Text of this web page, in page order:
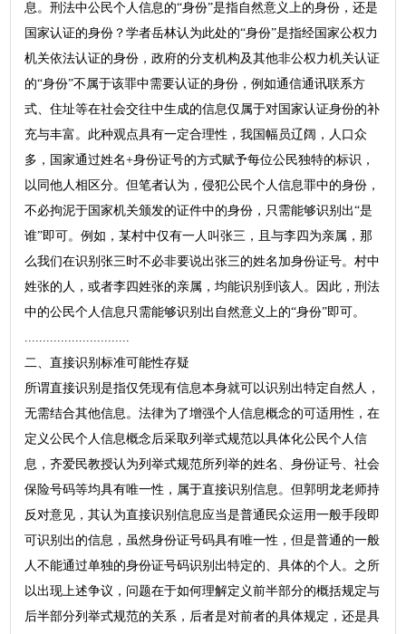
息。刑法中公民个人信息的“身份”是指自然意义上的身份，还是
国家认证的身份？学者岳林认为此处的“身份”是指经国家公权力
机关依法认证的身份，政府的分支机构及其他非公权力机关认证
的“身份”不属于该罪中需要认证的身份，例如通信通讯联系方
式、住址等在社会交往中生成的信息仅属于对国家认证身份的补
充与丰富。此种观点具有一定合理性，我国幅员辽阔，人口众
多，国家通过姓名+身份证号的方式赋予每位公民独特的标识，
以同他人相区分。但笔者认为，侵犯公民个人信息罪中的身份，
不必拘泥于国家机关颁发的证件中的身份，只需能够识别出“是
谁”即可。例如，某村中仅有一人叫张三，且与李四为亲属，那
么我们在识别张三时不必非要说出张三的姓名加身份证号。村中
姓张的人，或者李四姓张的亲属，均能识别到该人。因此，刑法
中的公民个人信息只需能够识别出自然意义上的“身份”即可。
.............................
二、直接识别标准可能性存疑
所谓直接识别是指仅凭现有信息本身就可以识别出特定自然人，
无需结合其他信息。法律为了增强个人信息概念的可适用性，在
定义公民个人信息概念后采取列举式规范以具体化公民个人信
息，齐爱民教授认为列举式规范所列举的姓名、身份证号、社会
保险号码等均具有唯一性，属于直接识别信息。但郭明龙老师持
反对意见，其认为直接识别信息应当是普通民众运用一般手段即
可识别出的信息，虽然身份证号码具有唯一性，但是普通的一般
人不能通过单独的身份证号码识别出特定的、具体的个人。之所
以出现上述争议，问题在于如何理解定义前半部分的概括规定与
后半部分列举式规范的关系，后者是对前者的具体规定，还是具